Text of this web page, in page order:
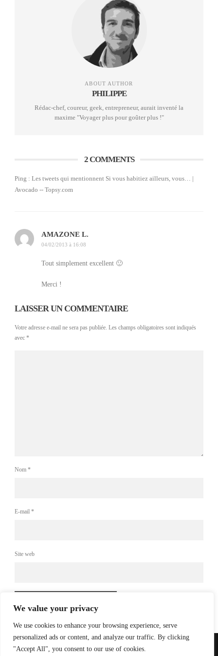
We value your privacy
We use cookies to enhance your browsing experience, serve
personalized ads or content, and analyze our traffic. By clicking
"Accept All", you consent to our use of cookies.
Grand comme une ligne de RER
pubs), mais c’est une chouette initiative quand même.
ABOUT AUTHOR
PHILIPPE
Rédac-chef, coureur, geek, entrepreneur, aurait inventé la
maxime "Voyager plus pour goûter plus !"
2 COMMENTS
Ping : Les tweets qui mentionnent Si vous habitiez ailleurs, vous… |
Avocado -- Topsy.com
AMAZONE L.
04/02/2013 à 16:08
Tout simplement excellent 🙂
Merci !
LAISSER UN COMMENTAIRE
Votre adresse e-mail ne sera pas publiée. Les champs obligatoires sont indiqués
avec *
Nom *
E-mail *
Site web